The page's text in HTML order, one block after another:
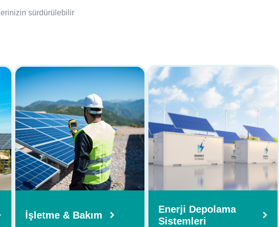
sürdürülebilir
İşletme & Bakım
Enerji Depolama
Sistemleri